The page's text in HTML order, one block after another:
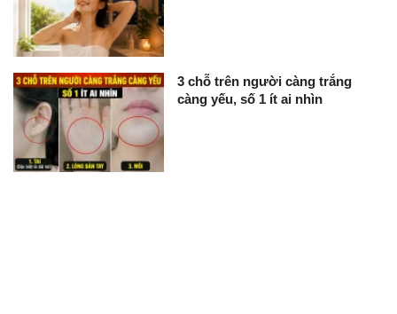
3 chỗ trên người càng trắng
càng yếu, số 1 ít ai nhìn